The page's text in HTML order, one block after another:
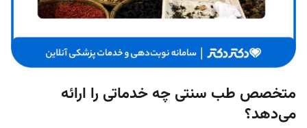
متخصص طب سنتی چه خدماتی را ارائه
می‌دهد؟